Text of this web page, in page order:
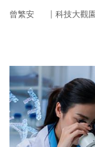
曾繁安 ｜ 科技大觀